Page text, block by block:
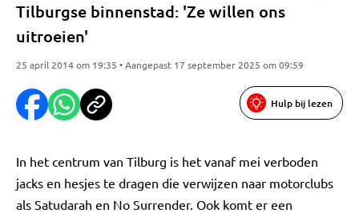
Tilburgse binnenstad: 'Ze willen ons
uitroeien'
25 april 2014 om 19:35 • Aangepast 17 september 2025 om 09:59
Hulp bij lezen
In het centrum van Tilburg is het vanaf mei verboden
jacks en hesjes te dragen die verwijzen naar motorclubs
als Satudarah en No Surrender. Ook komt er een